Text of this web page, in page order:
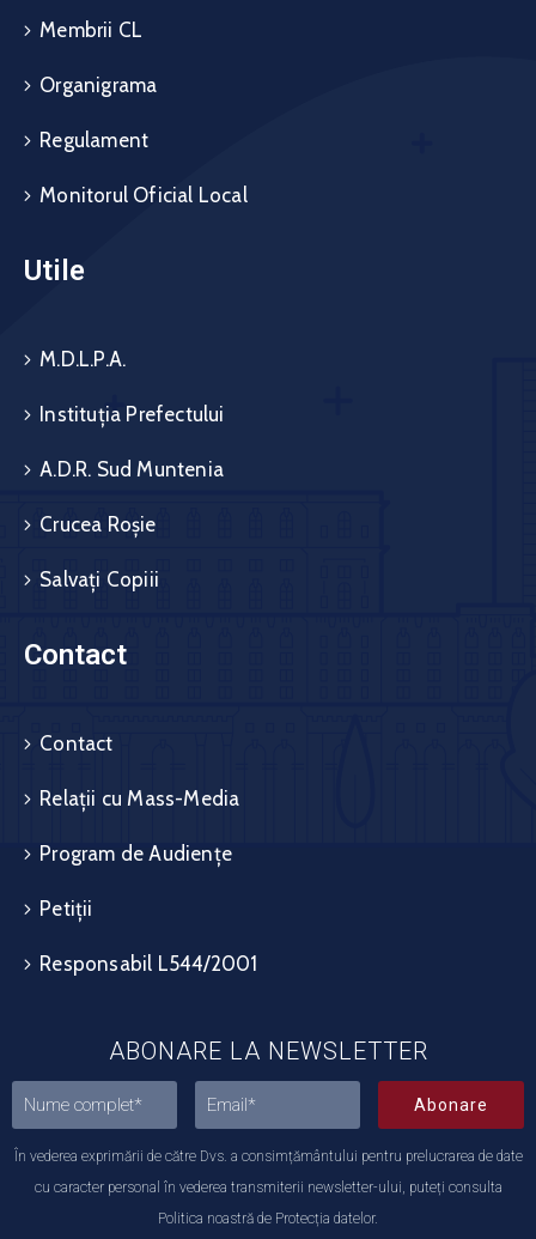
Membrii CL
Organigrama
Regulament
Monitorul Oficial Local
Utile
M.D.L.P.A.
Instituția Prefectului
A.D.R. Sud Muntenia
Crucea Roșie
Salvați Copiii
Contact
Contact
Relații cu Mass-Media
Program de Audiențe
Petiții
Responsabil L544/2001
ABONARE LA NEWSLETTER
Abonare
În vederea exprimării de către Dvs. a consimțământului pentru prelucrarea de date
cu caracter personal în vederea transmiterii newsletter-ului, puteți consulta
Politica noastră de Protecția datelor.